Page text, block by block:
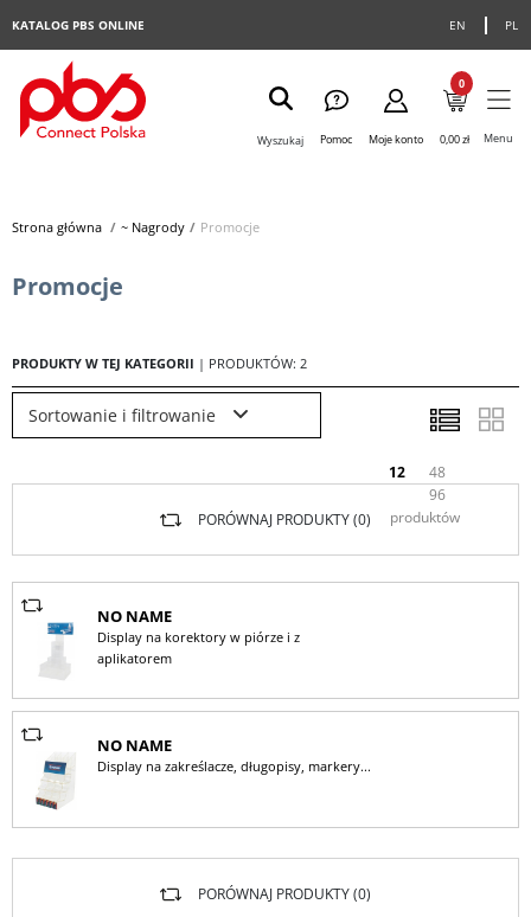
EN PL
KATALOG PBS ONLINE
Wyszukaj Pomoc Moje konto
0
0,00 zł Menu
Strona główna> ~ Nagrody> Promocje
Promocje
PRODUKTY W TEJ KATEGORII | PRODUKTÓW: 2
Sortowanie i filtrowanie
12
48
96
produktów
PORÓWNAJ PRODUKTY (0)
NO NAME
Display na korektory w piórze i z
aplikatorem
NO NAME
Display na zakreślacze, długopisy, markery...
PORÓWNAJ PRODUKTY (0)